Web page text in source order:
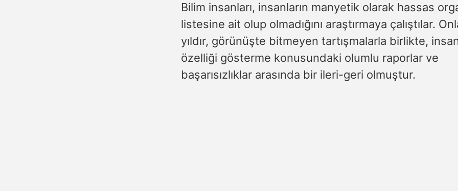
Bilim insanları, insanların manyetik olarak hassas
listesine ait olup olmadığını araştırmaya çalıştılar.
yıldır, görünüşte bitmeyen tartışmalarla birlikte,
özelliği gösterme konusundaki olumlu raporlar ve
başarısızlıklar arasında bir ileri-geri olmuştur.